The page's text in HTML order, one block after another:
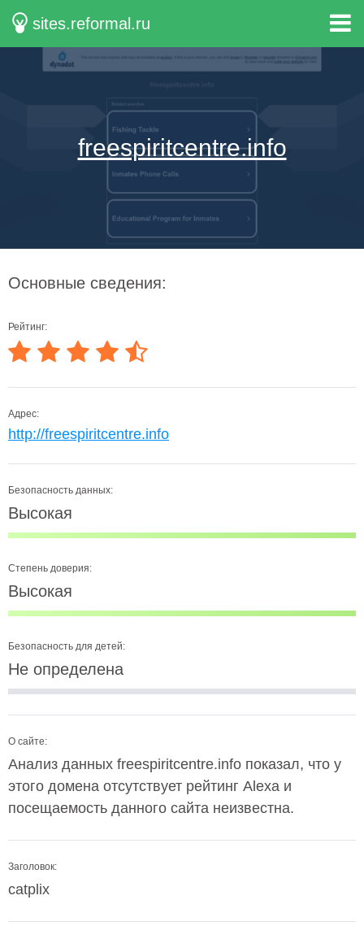
sites.reformal.ru
freespiritcentre.info
Основные сведения:
Рейтинг:
Адрес:
http://freespiritcentre.info
Безопасность данных:
Высокая
Степень доверия:
Высокая
Безопасность для детей:
Не определена
О сайте:
Анализ данных freespiritcentre.info показал, что у
этого домена отсутствует рейтинг Alexa и
посещаемость данного сайта неизвестна.
Заголовок:
catplix